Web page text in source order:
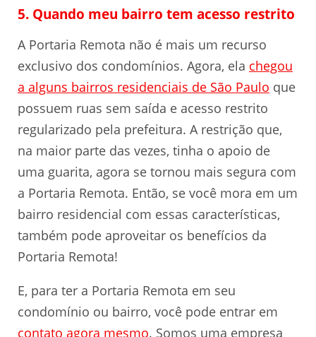
5. Quando meu bairro tem acesso restrito
A Portaria Remota não é mais um recurso
exclusivo dos condomínios. Agora, ela chegou
a alguns bairros residenciais de São Paulo que
possuem ruas sem saída e acesso restrito
regularizado pela prefeitura. A restrição que,
na maior parte das vezes, tinha o apoio de
uma guarita, agora se tornou mais segura com
a Portaria Remota. Então, se você mora em um
bairro residencial com essas características,
também pode aproveitar os benefícios da
Portaria Remota!
E, para ter a Portaria Remota em seu
condomínio ou bairro, você pode entrar em
contato agora mesmo. Somos uma empresa